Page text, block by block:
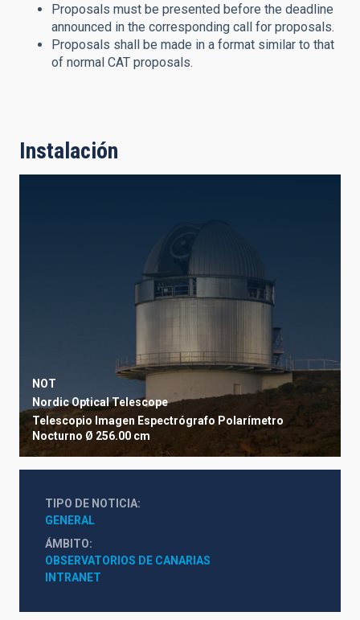
Proposals must be presented before the deadline
announced in the corresponding call for proposals.
Proposals shall be made in a format similar to that
of normal CAT proposals.
Instalación
NOT
Nordic Optical Telescope
Telescopio Imagen Espectrógrafo Polarímetro
Nocturno Ø 256.00 cm
TIPO DE NOTICIA
GENERAL
ÁMBITO
OBSERVATORIOS DE CANARIAS
INTRANET